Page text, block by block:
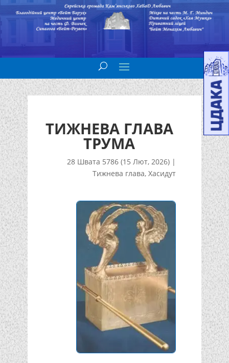
ТИЖНЕВА ГЛАВА
ТРУМА
28 Швата 5786 (15 Лют, 2026) |
Тижнева глава,Хасидут